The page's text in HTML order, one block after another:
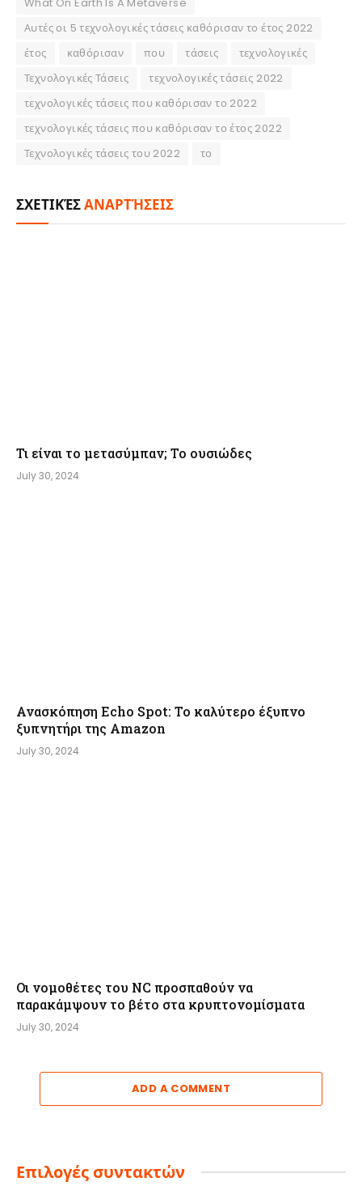
Αυτές οι 5 τεχνολογικές τάσεις καθόρισαν το έτος 2022
έτος
καθόρισαν που τάσεις
τεχνολογικές
Τεχνολογικές Τάσεις
τεχνολογικές τάσεις 2022
τεχνολογικές τάσεις που καθόρισαν το 2022
τεχνολογικές τάσεις που καθόρισαν το έτος 2022
Τεχνολογικές τάσεις του 2022
το
ΣΧΕΤΙΚΈΣΑΝΑΡΤΉΣΕΙΣ
Τι είναι το μετασύμπαν; Το ουσιώδες
July 30, 2024
Ανασκόπηση Echo Spot: Το καλύτερο έξυπνο
ξυπνητήρι της Amazon
July 30, 2024
Οι νομοθέτες του NC προσπαθούν να
παρακάμψουν το βέτο στα κρυπτονομίσματα
July 30, 2024
ADD A COMMENT
Επιλογές συντακτών